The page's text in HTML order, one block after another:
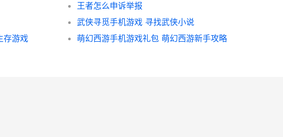
王者怎么申诉举报
武侠寻觅手机游戏 寻找武侠小说
存游戏
萌幻西游手机游戏礼包 萌幻西游新手攻略